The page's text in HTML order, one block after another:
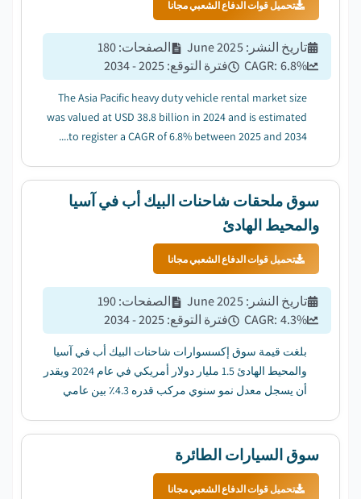
تحميل قوات الدفاع الشعبي مجانا
تاريخ النشر :
June 2025 الصفحات:
180
CAGR: 6.8% فترة التوقع:
2025 - 2034
The Asia Pacific heavy duty vehicle rental market size
was valued at USD 38.8 billion in 2024 and is estimated
to register a CAGR of 6.8% between 2025 and 2034....
سوق ملحقات شاحنات البيك أب في آسيا
والمحيط الهادئ
تحميل قوات الدفاع الشعبي مجانا
تاريخ النشر :
June 2025 الصفحات:
190
CAGR: 4.3% فترة التوقع:
2025 - 2034
بلغت قيمة سوق إكسسوارات شاحنات البيك أب في آسيا
والمحيط الهادئ 1.5 مليار دولار أمريكي في عام 2024 ويقدر
أن يسجل معدل نمو سنوي مركب قدره 4.3٪ بين عامي
سوق السيارات الطائرة
تحميل قوات الدفاع الشعبي مجانا